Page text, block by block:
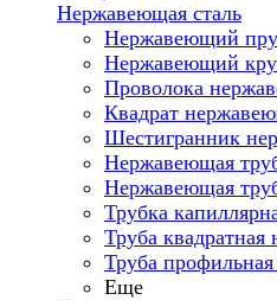
Нержавеющая сталь
Нержавеющий
Нержавеющий
Проволока
Квадрат
Шестигранник
Нержавеющая
Нержавеющая
Трубка
Труба
Труба
Еще